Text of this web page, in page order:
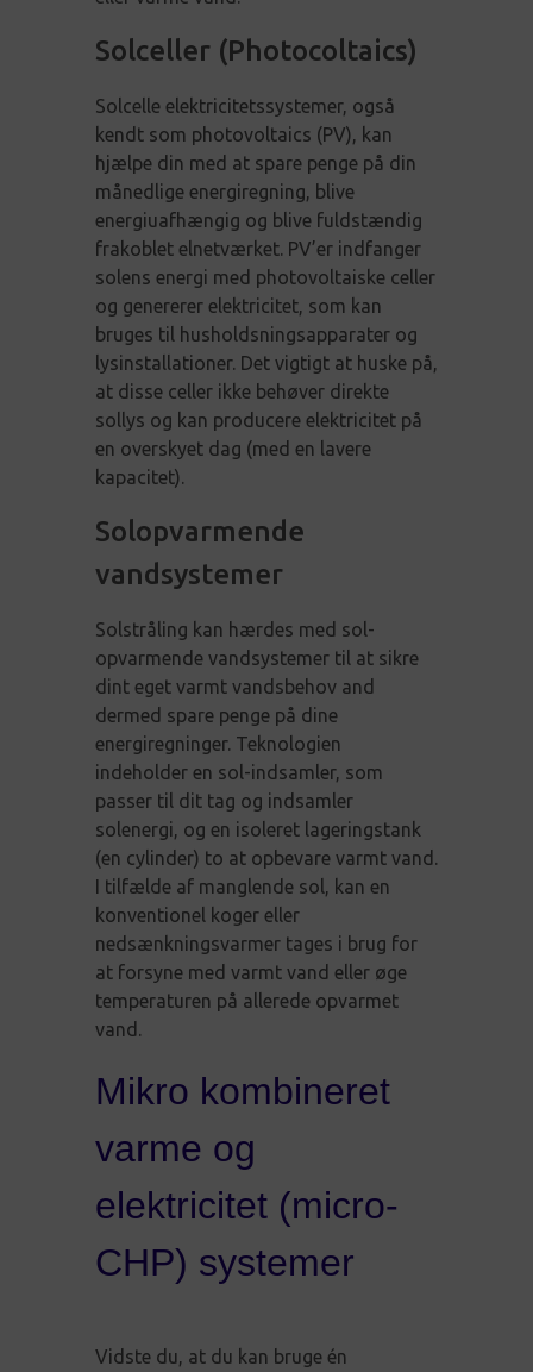
Solceller (Photocoltaics)
Solcelle elektricitetssystemer, også
kendt som photovoltaics (PV), kan
hjælpe din med at spare penge på din
månedlige energiregning, blive
energiuafhængig og blive fuldstændig
frakoblet elnetværket. PV’er indfanger
solens energi med photovoltaiske celler
og genererer elektricitet, som kan
bruges til husholdsningsapparater og
lysinstallationer. Det vigtigt at huske på,
at disse celler ikke behøver direkte
sollys og kan producere elektricitet på
en overskyet dag (med en lavere
kapacitet).
Solopvarmende
vandsystemer
Solstråling kan hærdes med sol-
opvarmende vandsystemer til at sikre
dint eget varmt vandsbehov and
dermed spare penge på dine
energiregninger. Teknologien
indeholder en sol-indsamler, som
passer til dit tag og indsamler
solenergi, og en isoleret lageringstank
(en cylinder) to at opbevare varmt vand.
I tilfælde af manglende sol, kan en
konventionel koger eller
nedsænkningsvarmer tages i brug for
at forsyne med varmt vand eller øge
temperaturen på allerede opvarmet
vand.
Mikro kombineret
varme og
elektricitet (micro-
CHP) systemer
Vidste du, at du kan bruge én